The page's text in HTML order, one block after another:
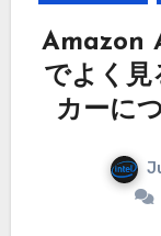
Amazon
でよく見
カーに